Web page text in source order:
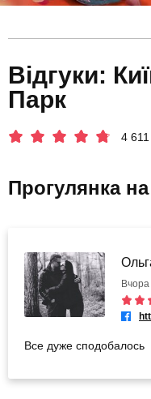
Відгуки:
Парк
4 611
Прогулянка
Вчора
Все дуже сподобалось